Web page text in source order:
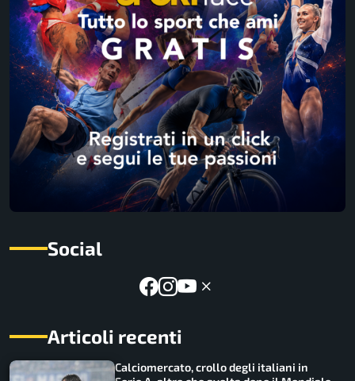
Social
Articoli recenti
Calciomercato, crollo degli italiani in